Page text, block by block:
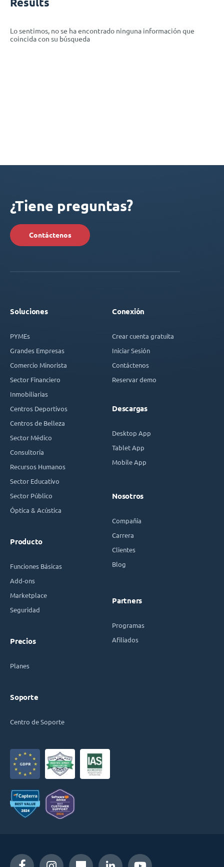
Lo sentimos, no se ha encontrado ninguna información que
coincida con su búsqueda
¿Tiene preguntas?
Contáctenos
Soluciones
PYMEs
Grandes Empresas
Comercio Minorista
Sector Financiero
Inmobiliarias
Centros Deportivos
Centros de Belleza
Sector Médico
Consultoría
Recursos Humanos
Sector Educativo
Sector Público
Óptica & Acústica
Producto
Funciones Básicas
Add-ons
Marketplace
Seguridad
Precios
Planes
Soporte
Centro de Soporte
Conexión
Crear cuenta gratuita
Iniciar Sesión
Contáctenos
Reservar demo
Descargas
Desktop App
Tablet App
Mobile App
Nosotros
Compañía
Carrera
Clientes
Blog
Partners
Programas
Afiliados